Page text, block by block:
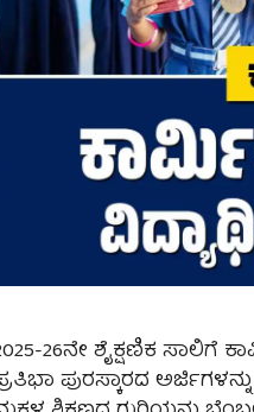
26ನೇ ಶೈಕ್ಷಣಿಕ ಸಾಲಿಗೆ
ಪುರಸ್ಕಾರದ